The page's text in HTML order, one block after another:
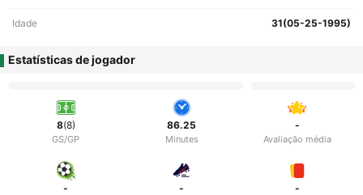
Idade 31(05-25-1995)
Estatísticas de jogador
8(8)
GS/GP
86.25
Minutes
-
Avaliação média
- - -